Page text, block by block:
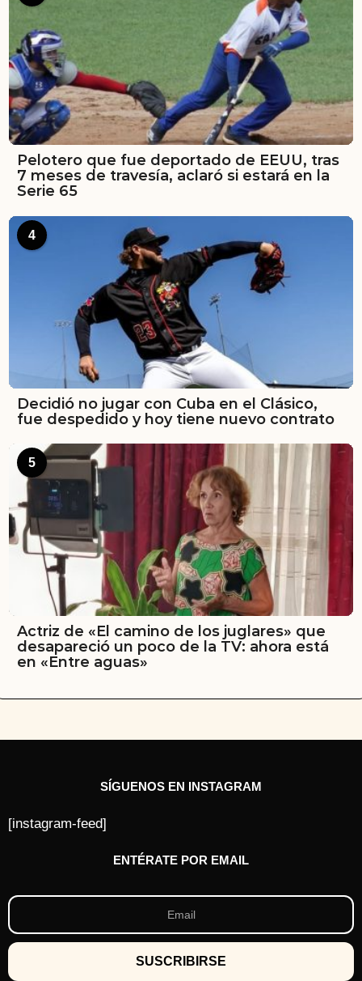
Pelotero que fue deportado de EEUU, tras
7 meses de travesía, aclaró si estará en la
Serie 65
4
Decidió no jugar con Cuba en el Clásico,
fue despedido y hoy tiene nuevo contrato
5
Actriz de «El camino de los juglares» que
desapareció un poco de la TV: ahora está
en «Entre aguas»
SÍGUENOS EN INSTAGRAM
[instagram-feed]
ENTÉRATE POR EMAIL